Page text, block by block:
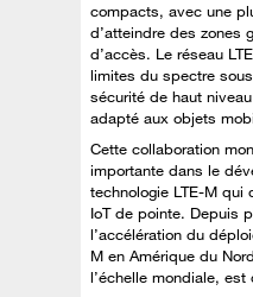
compacts, avec une
d’atteindre des zones
d’accès. Le réseau
limites du spectre
sécurité de haut
adapté aux objets
Cette collaboration
importante dans le
technologie LTE-M qui
IoT de pointe. Depuis
l’accélération du
M en Amérique du
l’échelle mondiale, est